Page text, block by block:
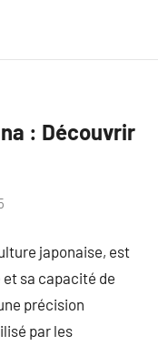
: Découvrir
japonaise, est
sa capacité de
précision
par les